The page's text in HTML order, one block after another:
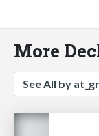
More
See All by